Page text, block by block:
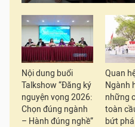
Nội dung buổi
Talkshow “Đăng ký
nguyện vọng 2026:
Chọn đúng ngành
– Hành đúng nghề”
Quan
Ngành
những
toàn
bứt